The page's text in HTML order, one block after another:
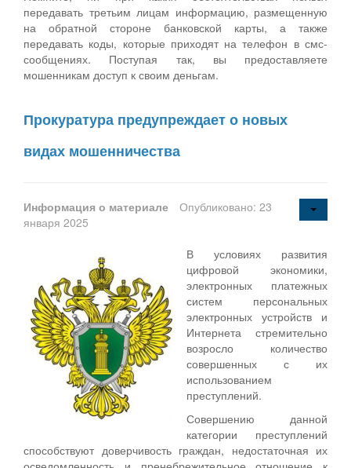
передавать третьим лицам информацию, размещенную
на обратной стороне банковской карты, а также
передавать коды, которые приходят на телефон в смс-
сообщениях. Поступая так, вы предоставляете
мошенникам доступ к своим деньгам.
Прокуратура предупреждает о новых
видах мошенничества
Информация о материале
Опубликовано: 23
января 2025
В условиях развития
цифровой экономики,
электронных платежных
систем персональных
электронных устройств и
Интернета стремительно
возросло количество
совершенных с их
использованием
преступлений.
Совершению данной
категории преступлений
способствуют доверчивость граждан, недостаточная их